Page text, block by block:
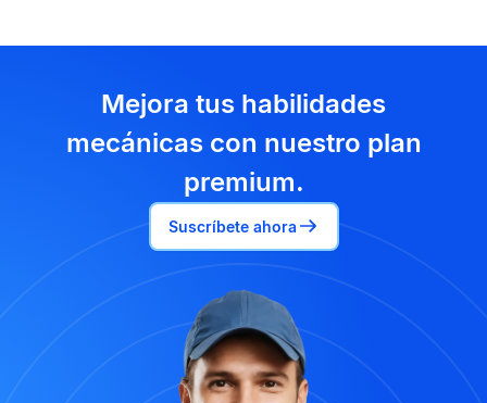
Mejora tus habilidades
mecánicas con nuestro plan
premium.
Suscríbete ahora